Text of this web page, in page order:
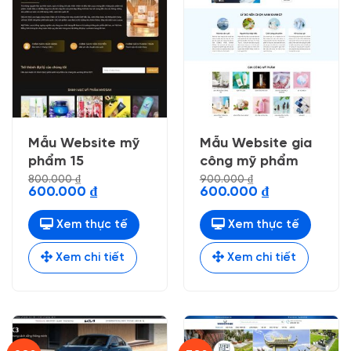
Mẫu Website mỹ
phẩm 15
800.000₫
Giá
là:
800.000 ₫.
600.000 ₫Giá
hiện
tại
là:
600.000 ₫.
Xem thực tế
Xem chi tiết
Mẫu Website gia
công mỹ phẩm
900.000₫
Giá
là:
900.000 ₫.
600.000 ₫Giá
hiện
tại
là:
600.000 ₫.
Xem thực tế
Xem chi tiết